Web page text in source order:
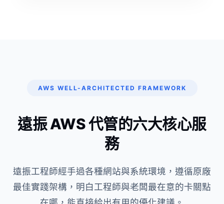
AWS WELL-ARCHITECTED FRAMEWORK
遠振 AWS 代管的六大核心服
務
遠振工程師經手過各種網站與系統環境，遵循原廠
最佳實踐架構，明白工程師與老闆最在意的卡關點